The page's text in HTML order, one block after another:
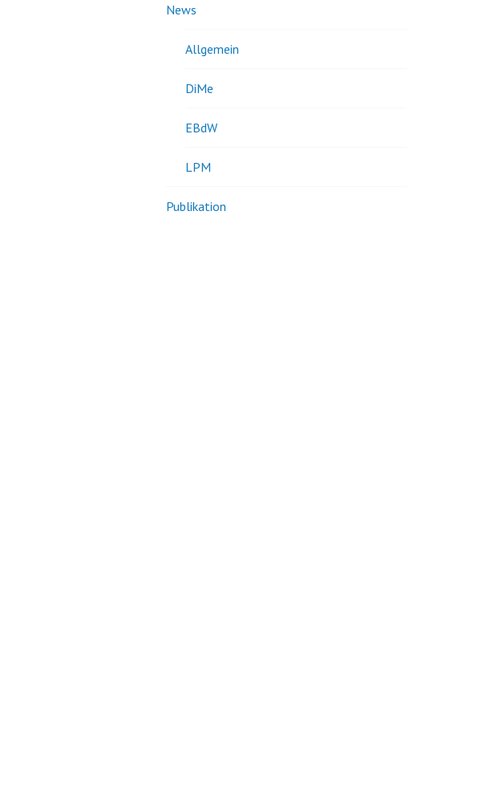
News
Allgemein
DiMe
EBdW
LPM
Publikation